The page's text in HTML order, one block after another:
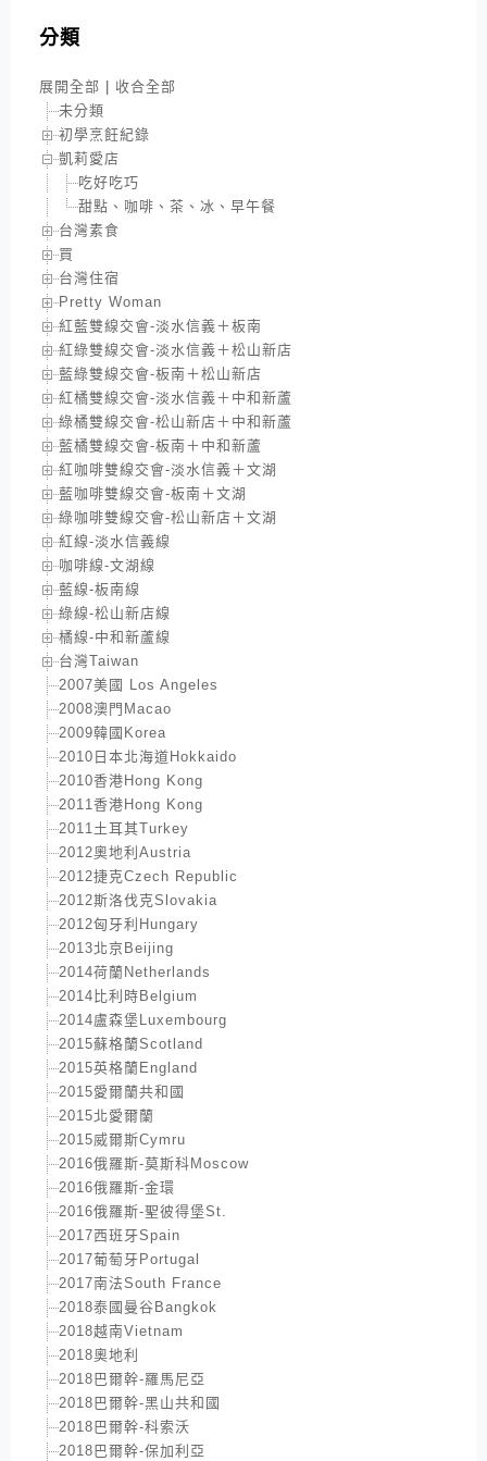
分類
展開全部
收合全部
未分類
初學烹飪紀錄
凱莉愛店
吃好吃巧
甜點、咖啡、茶、冰、早午餐
台灣素食
買
台灣住宿
Pretty Woman
紅藍雙線交會-淡水信義＋板南
紅綠雙線交會-淡水信義＋松山新店
藍綠雙線交會-板南＋松山新店
紅橘雙線交會-淡水信義＋中和新蘆
綠橘雙線交會-松山新店＋中和新蘆
藍橘雙線交會-板南＋中和新蘆
紅咖啡雙線交會-淡水信義＋文湖
藍咖啡雙線交會-板南＋文湖
綠咖啡雙線交會-松山新店＋文湖
紅線-淡水信義線
咖啡線-文湖線
藍線-板南線
綠線-松山新店線
橘線-中和新蘆線
台灣Taiwan
2007美國 Los Angeles
2008澳門Macao
2009韓國Korea
2010日本北海道Hokkaido
2010香港Hong Kong
2011香港Hong Kong
2011土耳其Turkey
2012奧地利Austria
2012捷克Czech Republic
2012斯洛伐克Slovakia
2012匈牙利Hungary
2013北京Beijing
2014荷蘭Netherlands
2014比利時Belgium
2014盧森堡Luxembourg
2015蘇格蘭Scotland
2015英格蘭England
2015愛爾蘭共和國
2015北愛爾蘭
2015威爾斯Cymru
2016俄羅斯-莫斯科Moscow
2016俄羅斯-金環
2016俄羅斯-聖彼得堡St.
2017西班牙Spain
2017葡萄牙Portugal
2017南法South France
2018泰國曼谷Bangkok
2018越南Vietnam
2018奧地利
2018巴爾幹-羅馬尼亞
2018巴爾幹-黑山共和國
2018巴爾幹-科索沃
2018巴爾幹-保加利亞